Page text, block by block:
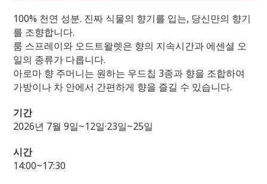
100% 천연 성분. 진짜 식물의 향기를 입는, 당신만의 향기
를 조향합니다.
룸 스프레이와 오드트왈렛은 향의 지속시간과 에센셜 오
일의 종류가 다릅니다.
아로마 향 주머니는 원하는 우드칩 3종과 향을 조합하여
가방이나 차 안에서 간편하게 향을 즐길 수 있습니다.
기간
2026년 7월 9일~12일·23일~25일
시간
14:00~17:30